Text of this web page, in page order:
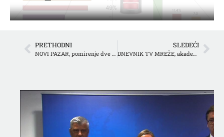
PRETHODNI SLEDEĆI
DNEVNIK TV MREŽE, akademik Dušan Teodorović